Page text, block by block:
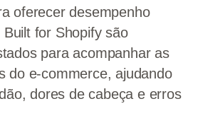
oferecer desempenho
for Shopify são
para acompanhar as
do e-commerce, ajudando
dores de cabeça e erros